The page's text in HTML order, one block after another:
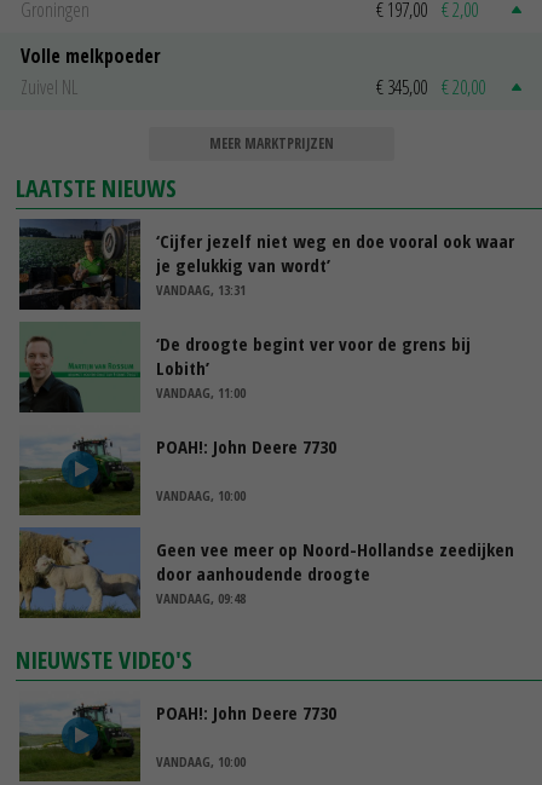
Groningen € 197,00 € 2,00
Volle melkpoeder
Zuivel NL
€ 345,00 € 20,00
MEER MARKTPRIJZEN
LAATSTE NIEUWS
‘Cijfer jezelf niet weg en doe vooral ook waar
je gelukkig van wordt’
VANDAAG, 13:31
‘De droogte begint ver voor de grens bij
Lobith’
VANDAAG, 11:00
POAH!: John Deere 7730
VANDAAG, 10:00
Geen vee meer op Noord-Hollandse zeedijken
door aanhoudende droogte
VANDAAG, 09:48
NIEUWSTE VIDEO'S
POAH!: John Deere 7730
VANDAAG, 10:00